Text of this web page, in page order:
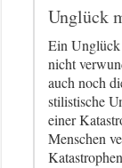
Unglück
Ein Unglück
nicht
auch noch
stilistische
einer
Menschen